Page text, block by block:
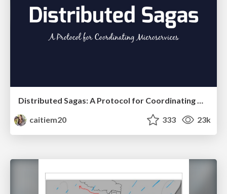
Distributed Sagas: A Protocol for Coordinating Microservices
caitiem20
333 23k